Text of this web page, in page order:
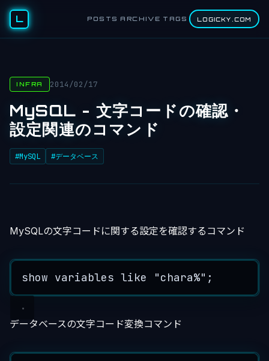
L POSTS ARCHIVE TAGS LOGICKY.COM
INFRA 2014/02/17
MySQL - 文字コードの確認・
設定関連のコマンド
#MySQL #データベース
MySQLの文字コードに関する設定を確認するコマンド
show variables like "chara%" ;
データベースの文字コード変換コマンド